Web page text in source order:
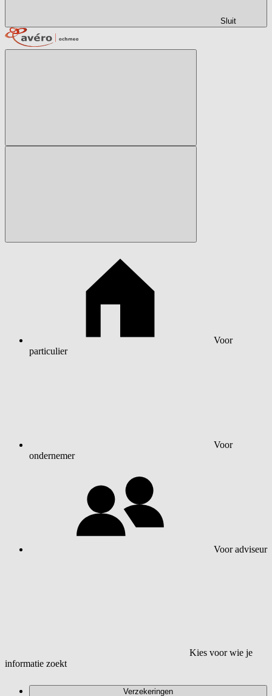
Sluit
Voor
particulier
Voor
ondernemer
Voor adviseur
Kies voor wie je
informatie zoekt
Verzekeringen